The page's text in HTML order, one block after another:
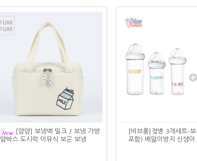
[얌얌] 보냉백 밀크 / 보냉 가방
얌박스 도시락 이유식 보온 보냉
[비브롱]젖병 3개세트-보
포함) 배앓이방지 신생아